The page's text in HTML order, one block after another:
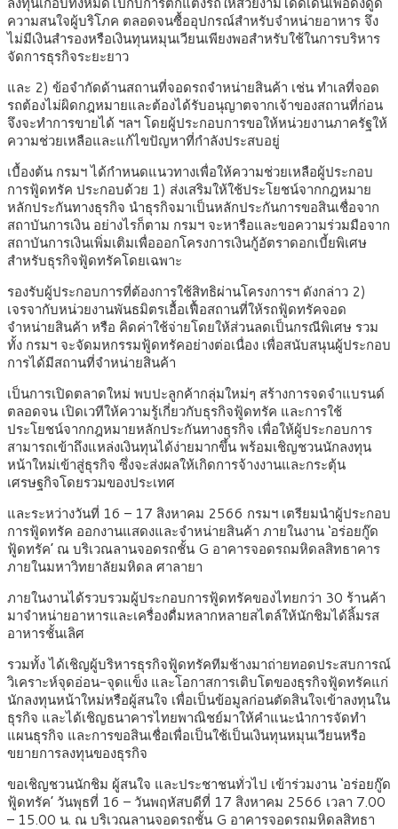
ความสนใจผู้บริโภค ตลอดจนซื้ออุปกรณ์สำหรับจำหน่ายอาหาร จึง
ไม่มีเงินสำรองหรือเงินทุนหมุนเวียนเพียงพอสำหรับใช้ในการบริหาร
จัดการธุรกิจระยะยาว
และ 2) ข้อจำกัดด้านสถานที่จอดรถจำหน่ายสินค้า เช่น ทำเลที่จอด
รถต้องไม่ผิดกฎหมายและต้องได้รับอนุญาตจากเจ้าของสถานที่ก่อน
จึงจะทำการขายได้ ฯลฯ โดยผู้ประกอบการขอให้หน่วยงานภาครัฐให้
ความช่วยเหลือและแก้ไขปัญหาที่กำลังประสบอยู่
เบื้องต้น กรมฯ ได้กำหนดแนวทางเพื่อให้ความช่วยเหลือผู้ประกอบ
การฟู้ดทรัค ประกอบด้วย 1) ส่งเสริมให้ใช้ประโยชน์จากกฎหมาย
หลักประกันทางธุรกิจ นำธุรกิจมาเป็นหลักประกันการขอสินเชื่อจาก
สถาบันการเงิน อย่างไรก็ตาม กรมฯ จะหารือและขอความร่วมมือจาก
สถาบันการเงินเพิ่มเติมเพื่อออกโครงการเงินกู้อัตราดอกเบี้ยพิเศษ
สำหรับธุรกิจฟู้ดทรัคโดยเฉพาะ
รองรับผู้ประกอบการที่ต้องการใช้สิทธิผ่านโครงการฯ ดังกล่าว 2)
เจรจากับหน่วยงานพันธมิตรเอื้อเฟื้อสถานที่ให้รถฟู้ดทรัคจอด
จำหน่ายสินค้า หรือ คิดค่าใช้จ่ายโดยให้ส่วนลดเป็นกรณีพิเศษ รวม
ทั้ง กรมฯ จะจัดมหกรรมฟู้ดทรัคอย่างต่อเนื่อง เพื่อสนับสนุนผู้ประกอบ
การได้มีสถานที่จำหน่ายสินค้า
เป็นการเปิดตลาดใหม่ พบปะลูกค้ากลุ่มใหม่ๆ สร้างการจดจำแบรนด์
ตลอดจน เปิดเวทีให้ความรู้เกี่ยวกับธุรกิจฟู้ดทรัค และการใช้
ประโยชน์จากกฎหมายหลักประกันทางธุรกิจ เพื่อให้ผู้ประกอบการ
สามารถเข้าถึงแหล่งเงินทุนได้ง่ายมากขึ้น พร้อมเชิญชวนนักลงทุน
หน้าใหม่เข้าสู่ธุรกิจ ซึ่งจะส่งผลให้เกิดการจ้างงานและกระตุ้น
เศรษฐกิจโดยรวมของประเทศ
และระหว่างวันที่ 16 – 17 สิงหาคม 2566 กรมฯ เตรียมนำผู้ประกอบ
การฟู้ดทรัค ออกงานแสดงและจำหน่ายสินค้า ภายในงาน ‘อร่อยกู๊ด
ฟู้ดทรัค’ ณ บริเวณลานจอดรถชั้น G อาคารจอดรถมหิดลสิทธาคาร
ภายในมหาวิทยาลัยมหิดล ศาลายา
ภายในงานได้รวบรวมผู้ประกอบการฟู้ดทรัคของไทยกว่า 30 ร้านค้า
มาจำหน่ายอาหารและเครื่องดื่มหลากหลายสไตล์ให้นักชิมได้ลิ้มรส
อาหารชั้นเลิศ
รวมทั้ง ได้เชิญผู้บริหารธุรกิจฟู้ดทรัคทีมช้างมาถ่ายทอดประสบการณ์
วิเคราะห์จุดอ่อน-จุดแข็ง และโอกาสการเติบโตของธุรกิจฟู้ดทรัคแก่
นักลงทุนหน้าใหม่หรือผู้สนใจ เพื่อเป็นข้อมูลก่อนตัดสินใจเข้าลงทุนใน
ธุรกิจ และได้เชิญธนาคารไทยพาณิชย์มาให้คำแนะนำการจัดทำ
แผนธุรกิจ และการขอสินเชื่อเพื่อเป็นใช้เป็นเงินทุนหมุนเวียนหรือ
ขยายการลงทุนของธุรกิจ
ขอเชิญชวนนักชิม ผู้สนใจ และประชาชนทั่วไป เข้าร่วมงาน ‘อร่อยกู๊ด
ฟู้ดทรัค’ วันพุธที่ 16 – วันพฤหัสบดีที่ 17 สิงหาคม 2566 เวลา 7.00
– 15.00 น. ณ บริเวณลานจอดรถชั้น G อาคารจอดรถมหิดลสิทธา